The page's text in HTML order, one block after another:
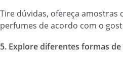
Tire dúvidas, ofereça amostras
perfumes de acordo com o
5. Explore diferentes formas de